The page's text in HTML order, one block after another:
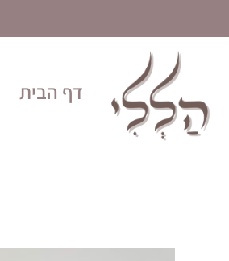
דף הבית